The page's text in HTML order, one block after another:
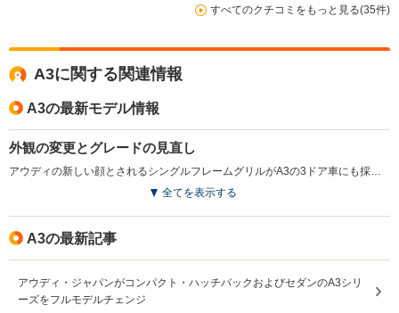
すべてのクチコミをもっと見る(35件)
A3に関する関連情報
A3の最新モデル情報
外観の変更とグレードの見直し
全てを表示する
A3の最新記事
アウディ・ジャパンがコンパクト・ハッチバックおよびセダンのA3シリ
ーズをフルモデルチェンジ